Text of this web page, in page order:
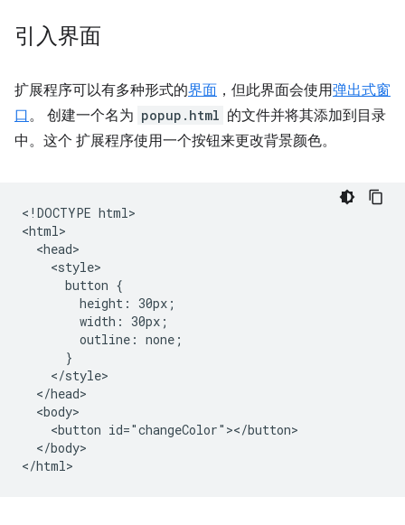
引入界面
扩展程序可以有多种形式的界面 ，但此界面会使用弹出式窗
口。 创建一个名为 popup.html 的文件并将其添加到目录
中。这个 扩展程序使用一个按钮来更改背景颜色。
<!DOCTYPE html>
<html>
  <head>
    <style>
      button {
        height: 30px;
        width: 30px;
        outline: none;
      }
    </style>
  </head>
  <body>
    <button id="changeColor"></button>
  </body>